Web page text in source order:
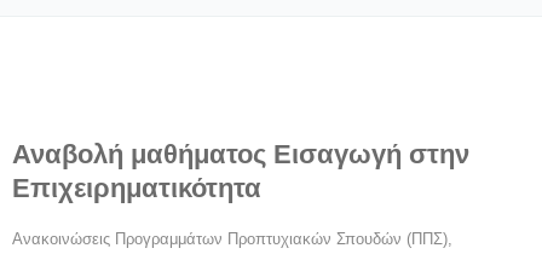
Αναβολή μαθήματος Εισαγωγή στην
Επιχειρηματικότητα
Ανακοινώσεις Προγραμμάτων Προπτυχιακών Σπουδών (ΠΠΣ)